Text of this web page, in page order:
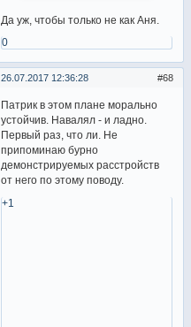
Да уж, чтобы только не как Аня.
0
68
26.07.2017 12:36:28
Патрик в этом плане морально
устойчив. Навалял - и ладно.
Первый раз, что ли. Не
припоминаю бурно
демонстрируемых расстройств
от него по этому поводу.
+1